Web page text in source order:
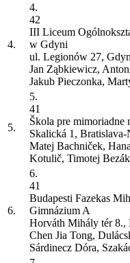
4.
4.
42
III Liceum
w Gdyni
ul. Legionów 27,
Jan Ząbkiewicz,
Jakub Pieczonka,
5.
5.
41
Škola pre mimoriadne
Skalická 1,
Matej Bachniček,
Kotulič, Timotej Bezák
6.
6.
41
Budapesti Fazekas
Gimnázium A
Horváth Mihály tér 8.,
Chen Jia Tong,
Sárdinecz Dóra,